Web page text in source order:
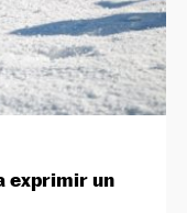
exprimir un